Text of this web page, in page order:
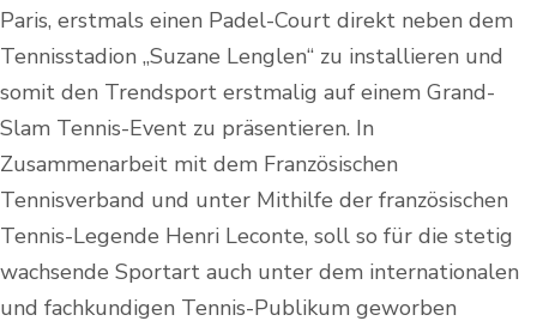
Paris, erstmals einen Padel-Court direkt neben dem
Tennisstadion „Suzane Lenglen“ zu installieren und
somit den Trendsport erstmalig auf einem Grand-
Slam Tennis-Event zu präsentieren. In
Zusammenarbeit mit dem Französischen
Tennisverband und unter Mithilfe der französischen
Tennis-Legende Henri Leconte, soll so für die stetig
wachsende Sportart auch unter dem internationalen
und fachkundigen Tennis-Publikum geworben